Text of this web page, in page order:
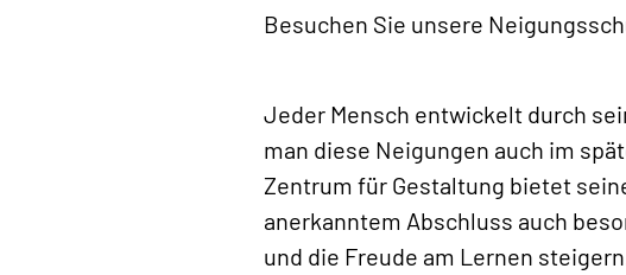
Besuchen Sie unsere
Jeder Mensch entwickelt durch
man diese Neigungen auch im
Zentrum für Gestaltung bietet
anerkanntem Abschluss auch
und die Freude am Lernen